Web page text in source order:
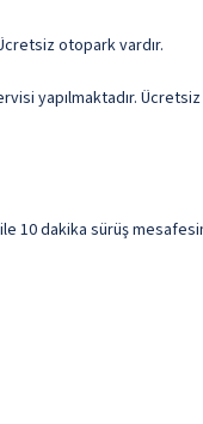
otopark vardır.
yapılmaktadır. Ücretsiz
10 dakika sürüş